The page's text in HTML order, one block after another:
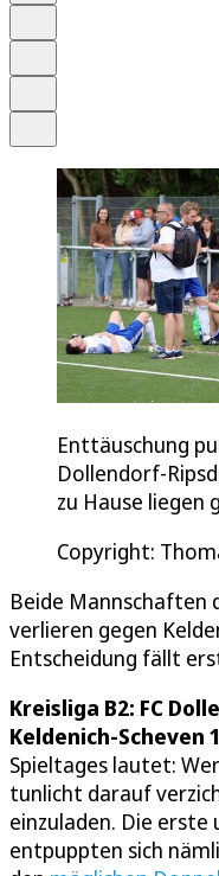
Enttäuschung
Dollendorf-
zu Hause liegen
Copyright:
Beide Mannschaften
verlieren gegen
Entscheidung fällt
Kreisliga B2: FC
Keldenich-Scheven
Spieltages lautet:
tunlicht darauf
einzuladen. Die
entpuppten sich